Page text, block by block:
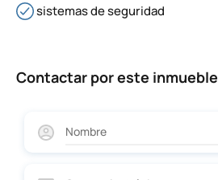
sistemas de seguridad
Contactar por este inmueble